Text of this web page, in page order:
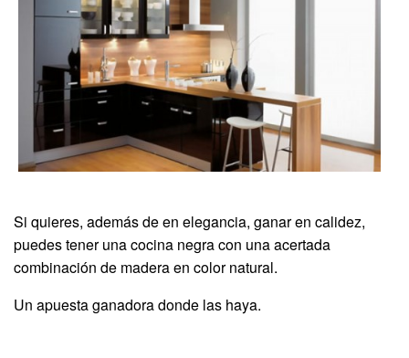
Si quieres, además de en elegancia, ganar en calidez,
puedes tener una cocina negra con una acertada
combinación de madera en color natural.
Un apuesta ganadora donde las haya.